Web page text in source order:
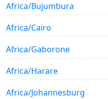
Africa/Bujumbura
Africa/Cairo
Africa/Gaborone
Africa/Harare
Africa/Johannesburg